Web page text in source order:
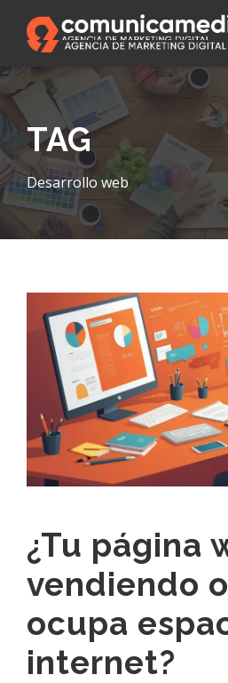
TAG
Desarrollo web
¿Tu página
vendiendo
ocupa
internet?